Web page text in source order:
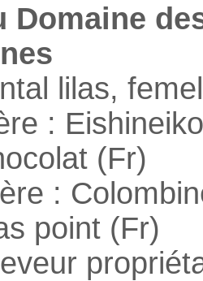
Domaine
lilas,
:
(Fr)
:
point (Fr)